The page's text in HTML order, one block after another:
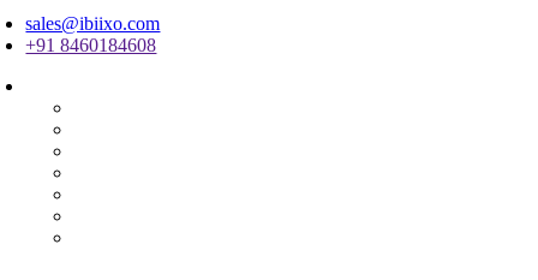
sales@ibiixo.com
+91 8460184608